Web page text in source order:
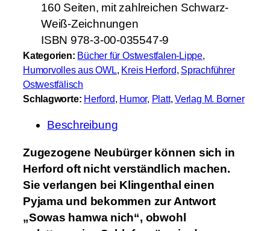
d
d
e
P
i
n
g
l
160 Seiten, mit zahlreichen Schwarz-
Weiß-Zeichnungen
ISBN 978-3-00-035547-9
Kategorien: Bücher für Ostwestfalen-Lippe
Humorvolles aus OWL, Kreis Herford, Sprachführer
Ostwestfälisch
Schlagworte: Herford, Humor, Platt, Verlag M. Borner
Beschreibung
Zugezogene Neubürger können sich in
Herford oft nicht verständlich machen.
Sie verlangen bei Klingenthal einen
Pyjama und bekommen zur Antwort
„Sowas hamwa nich“, obwohl